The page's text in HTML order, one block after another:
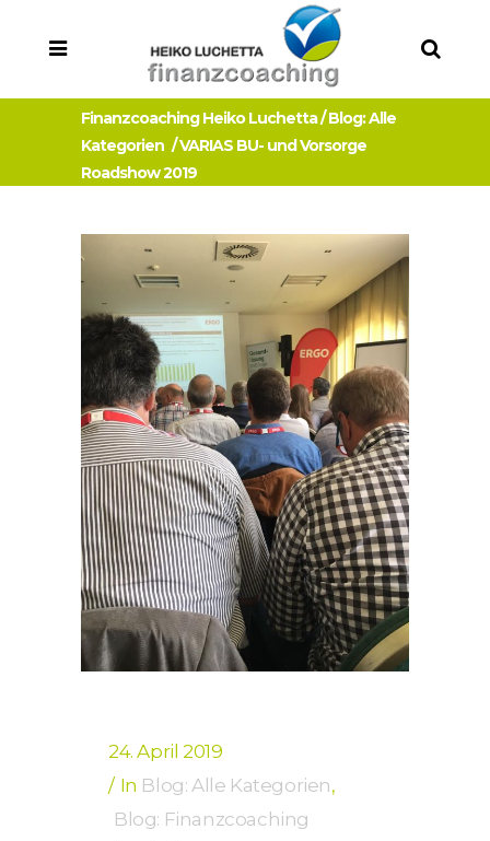
Finanzcoaching Heiko Luchetta/Blog: Alle
Kategorien /VARIAS BU- und Vorsorge
Roadshow 2019
24. April 2019
In Blog: Alle Kategorien,
Blog: Finanzcoaching